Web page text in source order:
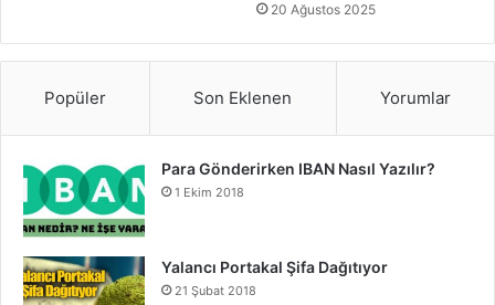
20 Ağustos 2025
Popüler Son Eklenen Yorumlar
Para Gönderirken IBAN Nasıl Yazılır?
1 Ekim 2018
Yalancı Portakal Şifa Dağıtıyor
21 Şubat 2018